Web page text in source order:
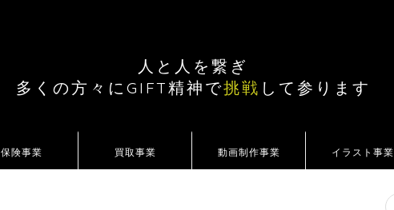
人と人を繋ぎ
多くの方々にGIFT精神で挑戦 して参ります
保険事業 買取事業 動画制作事業 イラスト事業